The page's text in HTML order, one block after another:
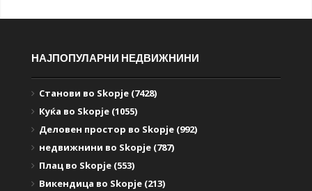
НАЈПОПУЛАРНИ НЕДВИЖНИНИ
Станови во Skopje (7428)
Куќа во Skopje (1055)
Деловен простор во Skopje (992)
недвижнини во Skopje (787)
Плац во Skopje (553)
Викендица во Skopje (213)